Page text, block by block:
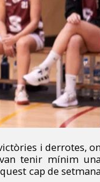
i derrotes, on
tenir mínim una
cap de setmana